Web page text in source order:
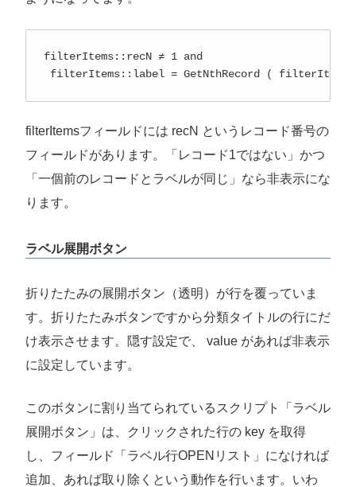
filterItems::recN ≠ 1 and
filterItems::label = GetNthRecord (
filterItemsフィールドには recN というレコード番号の
フィールドがあります。「レコード1ではない」かつ
「一個前のレコードとラベルが同じ」なら非表示にな
ります。
ラベル展開ボタン
折りたたみの展開ボタン（透明）が行を覆っていま
す。折りたたみボタンですから分類タイトルの行にだ
け表示させます。隠す設定で、 value があれば非表示
に設定しています。
このボタンに割り当てられているスクリプト「ラベル
展開ボタン」は、クリックされた行の key を取得
し、フィールド「ラベル行OPENリスト」になければ
追加、あれば取り除くという動作を行います。いわ